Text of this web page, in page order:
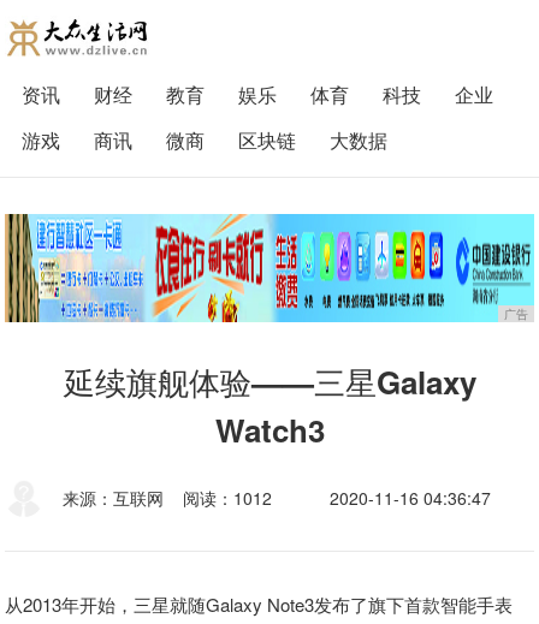
资讯 财经 教育 娱乐 体育 科技
企业
游戏
商讯 微商 区块链 大数据
广告
延续旗舰体验——三星Galaxy
Watch3
来源：互联网 阅读：1012 2020-11-16 04:36:47
从2013年开始，三星就随Galaxy Note3发布了旗下首款智能手表